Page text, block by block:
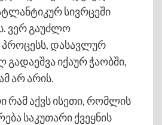
სივრცეში
ვერ გაუძლო
დასავლურ
გადაეშვა იქაურ ჭაობში,
არ არის.
რამ აქვს ისეთი, რომლის
საკუთარი ქვეყნის